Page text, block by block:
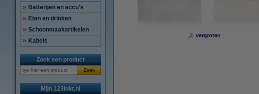
Batterijen en accu's
Eten en drinken
Schoonmaakartikelen
Kabels
Zoek een product
Zoek
Mijn 123inkt.nl
vergroten